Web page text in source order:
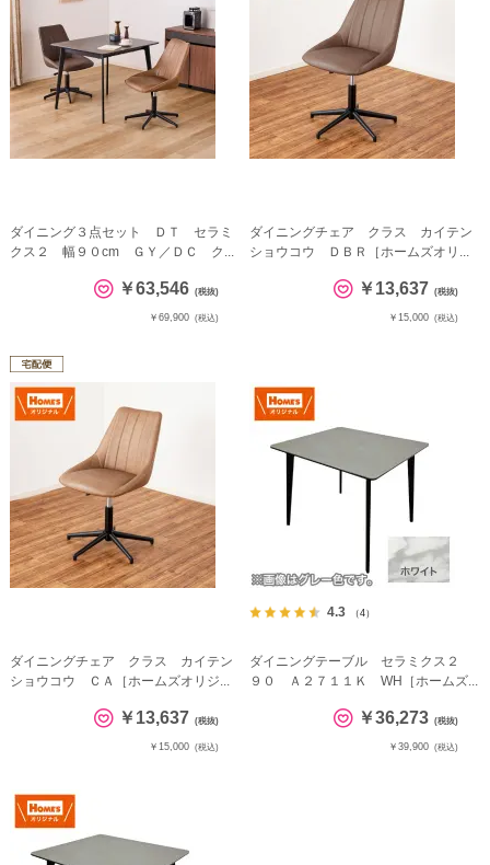
ダイニング３点セット ＤＴ セラミ
クス２ 幅９０cm ＧＹ／ＤＣ ク...
￥63,546 (税抜)
￥69,900 (税込)
ダイニングチェア クラス カイテン
ショウコウ ＤＢＲ［ホームズオリ...
￥13,637 (税抜)
￥15,000 (税込)
ダイニングチェア クラス カイテン
ショウコウ ＣＡ［ホームズオリジ...
￥13,637 (税抜)
￥15,000 (税込)
4.3 （4）
ダイニングテーブル セラミクス２
９０ Ａ２７１１Ｋ WH［ホームズ...
￥36,273 (税抜)
￥39,900 (税込)